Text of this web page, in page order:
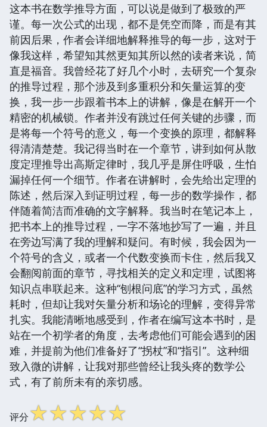
这本书在数学推导方面，可以说是做到了极致的严
谨。每一次公式的出现，都不是凭空而降，而是有其
前因后果，作者会详细地解释推导的每一步，这对于
像我这样，希望知其然更知其所以然的读者来说，简
直是福音。我曾经花了好几个小时，去研究一个复杂
的推导过程，那个涉及到多重积分和矢量运算的变
换，我一步一步跟着书本上的讲解，像是在解开一个
精密的机械锁。作者并没有跳过任何关键的步骤，而
是将每一个符号的意义，每一个变换的原理，都解释
得清清楚楚。我记得当时在一个章节，讲到如何从散
度定理推导出高斯定律时，我几乎是屏住呼吸，生怕
漏掉任何一个细节。作者在讲解时，会先给出定理的
陈述，然后深入到证明过程，每一步的数学操作，都
伴随着简洁而准确的文字解释。我当时在笔记本上，
把书本上的推导过程，一字不落地抄写了一遍，并且
在旁边写满了我的理解和疑问。有时候，我会因为一
个符号的含义，或者一个代数变换而卡住，然后我又
会翻阅前面的章节，寻找相关的定义和定理，试图将
知识点串联起来。这种“刨根问底”的学习方式，虽然
耗时，但却让我对矢量分析和场论的理解，变得异常
扎实。我能清晰地感受到，作者在编写这本书时，是
站在一个初学者的角度，去考虑他们可能会遇到的困
难，并提前为他们准备好了“拐杖”和“指引”。这种细
致入微的讲解，让我对那些曾经让我头疼的数学公
式，有了前所未有的亲切感。
评分☆☆☆☆☆